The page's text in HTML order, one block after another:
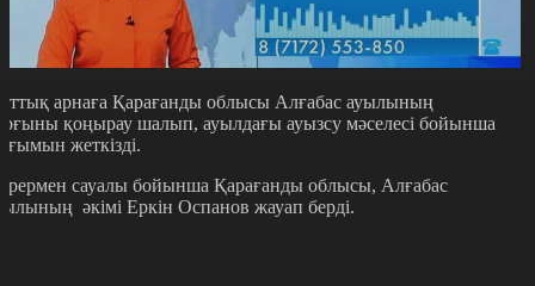
арнаға Қарағанды облысы Алғабас ауылының
қоңырау шалып, ауылдағы ауызсу мәселесі бойынша
жеткізді.
сауалы бойынша Қарағанды облысы, Алғабас
әкімі Еркін Оспанов жауап берді.